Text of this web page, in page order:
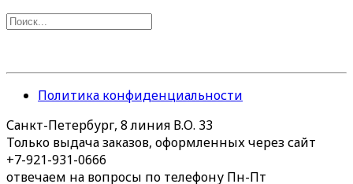
Политика конфиденциальности
Санкт-Петербург, 8 линия В.О. 33
Только выдача заказов, оформленных через сайт
+7-921-931-0666
отвечаем на вопросы по телефону Пн-Пт